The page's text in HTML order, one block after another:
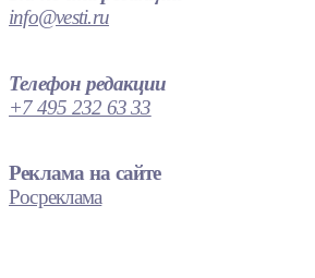
info@vesti.ru
Телефон редакции
+7 495 232 63 33
Реклама на сайте
Росреклама